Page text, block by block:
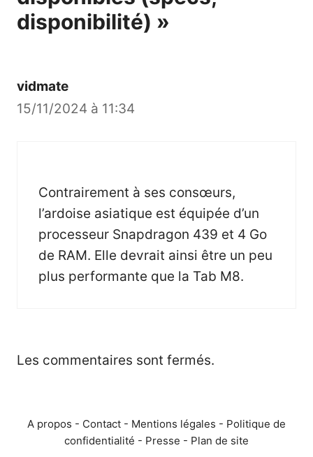
disponibilité) »
vidmate
15/11/2024 à 11:34
Contrairement à ses consœurs,
l’ardoise asiatique est équipée d’un
processeur Snapdragon 439 et 4 Go
de RAM. Elle devrait ainsi être un peu
plus performante que la Tab M8.
Les commentaires sont fermés.
A propos - Contact - Mentions légales - Politique de
confidentialité - Presse - Plan de site